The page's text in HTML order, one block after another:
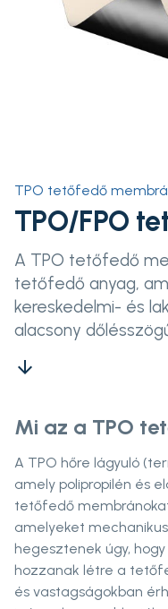
TPO tetőfedő
TPO/FPO
A TPO tetőfedő
tetőfedő anyag,
kereskedelmi- és
alacsony
arrow_downward
Mi az a TPO
A TPO hőre lágyuló
amely polipropilén és
tetőfedő
amelyeket
hegesztenek úgy,
hozzanak létre a
és vastagságokban